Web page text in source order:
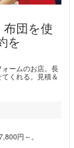
団を使
を
ームのお店。長
くれる。見積＆
円～。